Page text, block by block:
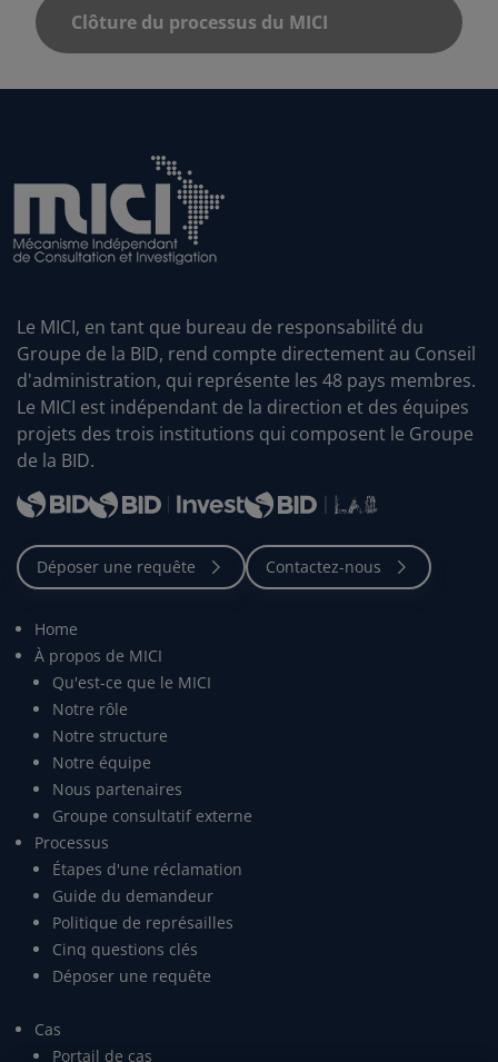
Le MICI, en tant que bureau de responsabilité du
Groupe de la BID, rend compte directement au Conseil
d'administration, qui représente les 48 pays membres.
Le MICI est indépendant de la direction et des équipes
projets des trois institutions qui composent le Groupe
de la BID.
Home
À propos de MICI
Qu'est-ce que le MICI
Notre rôle
Notre structure
Notre équipe
Nous partenaires
Groupe consultatif externe
Processus
Étapes d'une réclamation
Guide du demandeur
Politique de représailles
Cinq questions clés
Déposer une requête
Cas
Portail de cas